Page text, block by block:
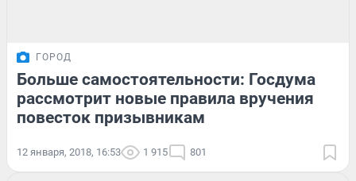
ГОРОД
Больше самостоятельности: Госдума
рассмотрит новые правила вручения
повесток призывникам
12 января, 2018, 16:53 1 915 801